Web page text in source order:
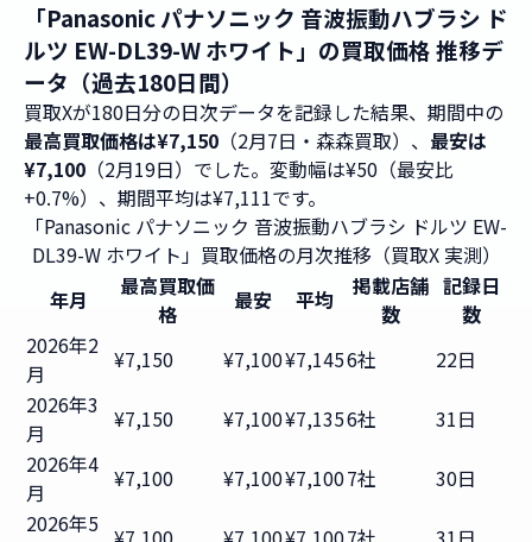
「Panasonic パナソニック 音波振動ハブラシ ド
ルツ EW-DL39-W ホワイト」の買取価格 推移デ
ータ（過去180日間）
買取Xが180日分の日次データを記録した結果、期間中の
最高買取価格は¥7,150 （2月7日・森森買取）、 最安は
¥7,100 （2月19日）でした。変動幅は¥50（最安比
+0.7%）、期間平均は¥7,111です。
「Panasonic パナソニック 音波振動ハブラシ ドルツ EW-
DL39-W ホワイト」買取価格の月次推移（買取X 実測）
年月
最高買取価
格
最安 平均
掲載店舗
数
記録日
数
2026年2
月
¥7,150 ¥7,100¥7,1456社
22日
2026年3
月
¥7,150 ¥7,100¥7,1356社
31日
2026年4
月
¥7,100 ¥7,100¥7,1007社
30日
2026年5